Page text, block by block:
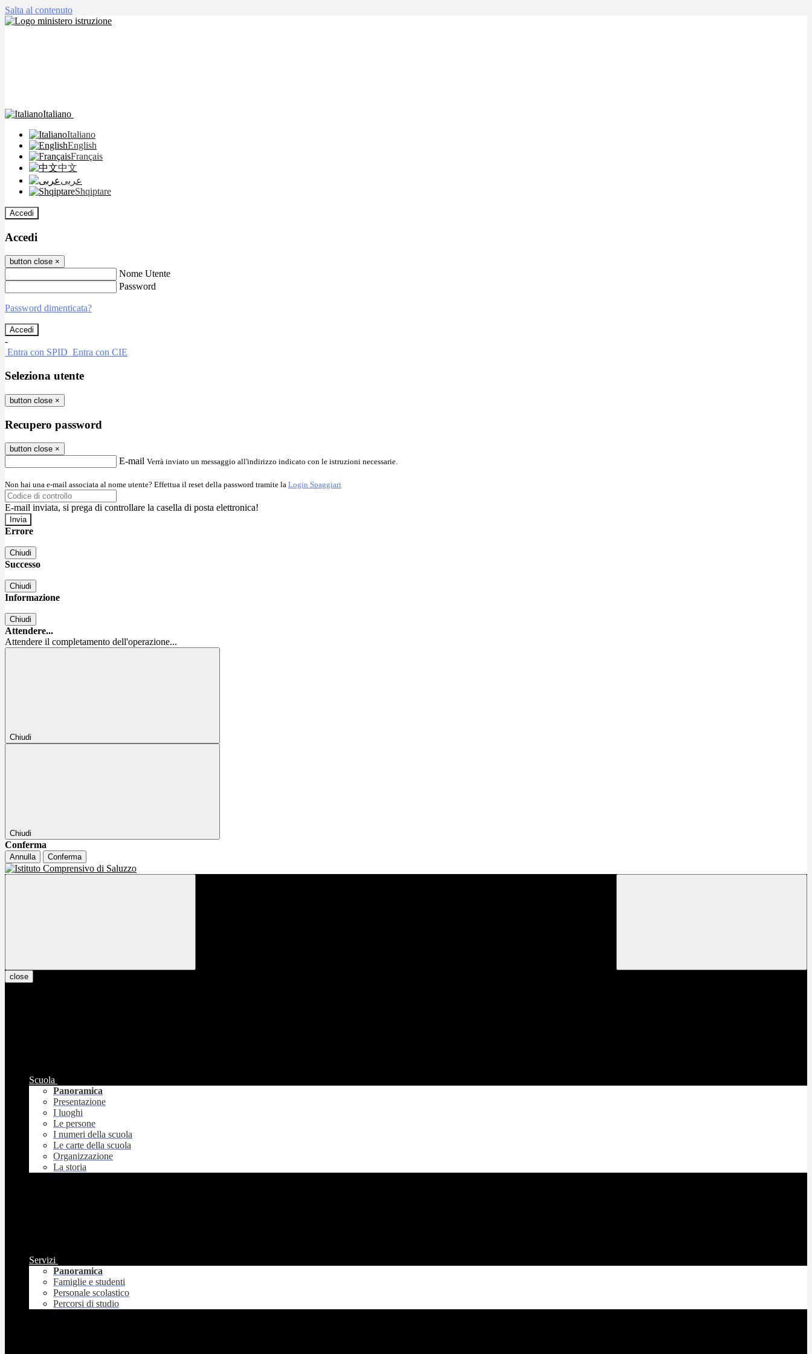
Salta al contenuto
Italiano
Italiano
English
Français
中文
عربى
Shqiptare
Accedi
Accedi
button close ×
Nome Utente
Password
Password dimenticata?
-
Entra con SPID Entra con CIE
Seleziona utente
button close ×
Recupero password
button close ×
E-mail Verrà inviato un messaggio all'indirizzo indicato con le istruzioni necessarie.
Non hai una e-mail associata al nome utente? Effettua il reset della password tramite la Login Spaggiari
E-mail inviata, si prega di controllare la casella di posta elettronica!
Errore
Chiudi
Successo
Chiudi
Informazione
Chiudi
Attendere...
Attendere il completamento dell'operazione...
Chiudi
Chiudi
Conferma
Annulla Conferma
close
Scuola
Panoramica
Presentazione
I luoghi
Le persone
I numeri della scuola
Le carte della scuola
Organizzazione
La storia
Servizi
Panoramica
Famiglie e studenti
Personale scolastico
Percorsi di studio